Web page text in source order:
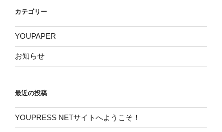
カテゴリー
YOUPAPER
お知らせ
最近の投稿
YOUPRESS NETサイトへようこそ！